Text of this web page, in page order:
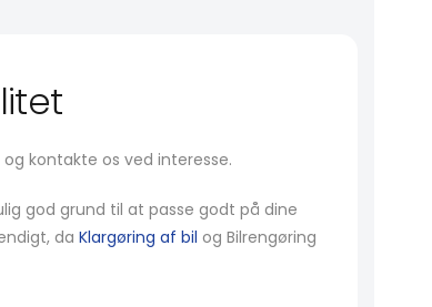
kontakte os ved interesse.
god grund til at passe godt på dine
da Klargøring af bil og Bilrengøring